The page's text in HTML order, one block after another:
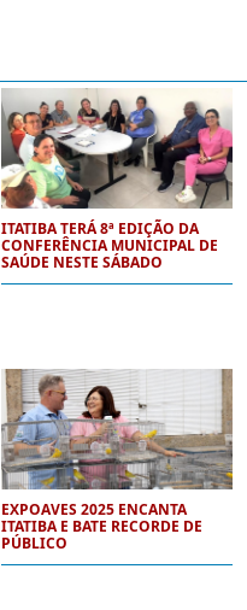
ITATIBA TERÁ 8ª EDIÇÃO DA
CONFERÊNCIA MUNICIPAL DE
SAÚDE NESTE SÁBADO
EXPOAVES 2025 ENCANTA
ITATIBA E BATE RECORDE DE
PÚBLICO